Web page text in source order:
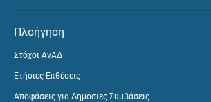
Πλοήγηση
Στόχοι ΑνΑΔ
Ετήσιες Εκθέσεις
Αποφάσεις για Δημόσιες Συμβάσεις